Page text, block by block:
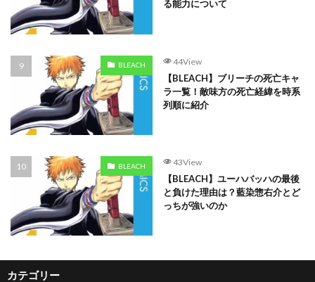
る能力について
BLEACH 44View
【BLEACH】ブリーチの死亡キャ
ラ一覧！敵味方の死亡経緯を時系
列順に紹介
BLEACH 43View
【BLEACH】ユーハバッハの最後
と負けた理由は？藍染惣右介とど
っちが強いのか
カテゴリー